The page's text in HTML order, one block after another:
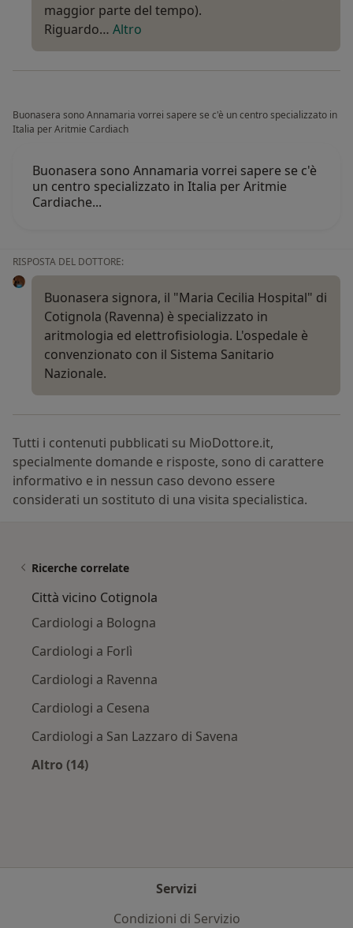
maggior parte del tempo).
Riguardo… Altro
Buonasera sono Annamaria vorrei sapere se c'è un centro specializzato in
Italia per Aritmie Cardiach
Buonasera sono Annamaria vorrei sapere se c'è
un centro specializzato in Italia per Aritmie
Cardiache...
RISPOSTA DEL DOTTORE:
Buonasera signora, il "Maria Cecilia Hospital" di
Cotignola (Ravenna) è specializzato in
aritmologia ed elettrofisiologia. L'ospedale è
convenzionato con il Sistema Sanitario
Nazionale.
Tutti i contenuti pubblicati su MioDottore.it,
specialmente domande e risposte, sono di carattere
informativo e in nessun caso devono essere
considerati un sostituto di una visita specialistica.
Ricerche correlate
Città vicino Cotignola
Cardiologi a Bologna
Cardiologi a Forlì
Cardiologi a Ravenna
Cardiologi a Cesena
Cardiologi a San Lazzaro di Savena
Altro (14)
Servizi
Condizioni di Servizio